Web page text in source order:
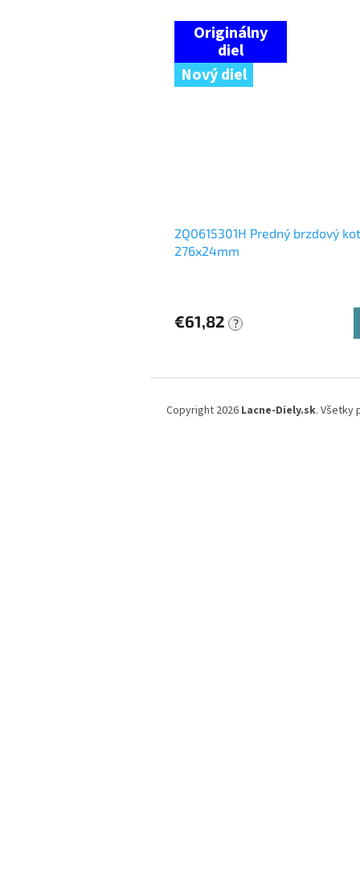
Nový diel
2Q0615301H Predný brzdový
276x24mm
€61,82 ?
Copyright 2026 Lacne-Diely.sk. Všetky